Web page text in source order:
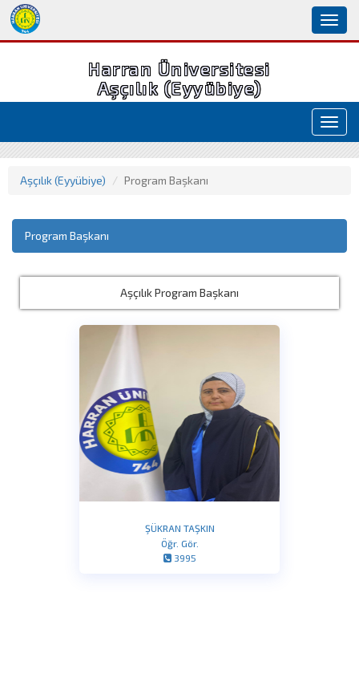
Harran Üniversitesi
Aşçılık (Eyyübiye)
Aşçılık (Eyyübiye) Program Başkanı
Program Başkanı